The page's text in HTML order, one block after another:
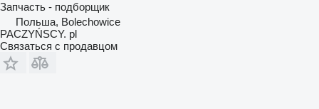
Запчасть - подборщик
Польша, Bolechowice
PACZYŃSCY. pl
Связаться с продавцом